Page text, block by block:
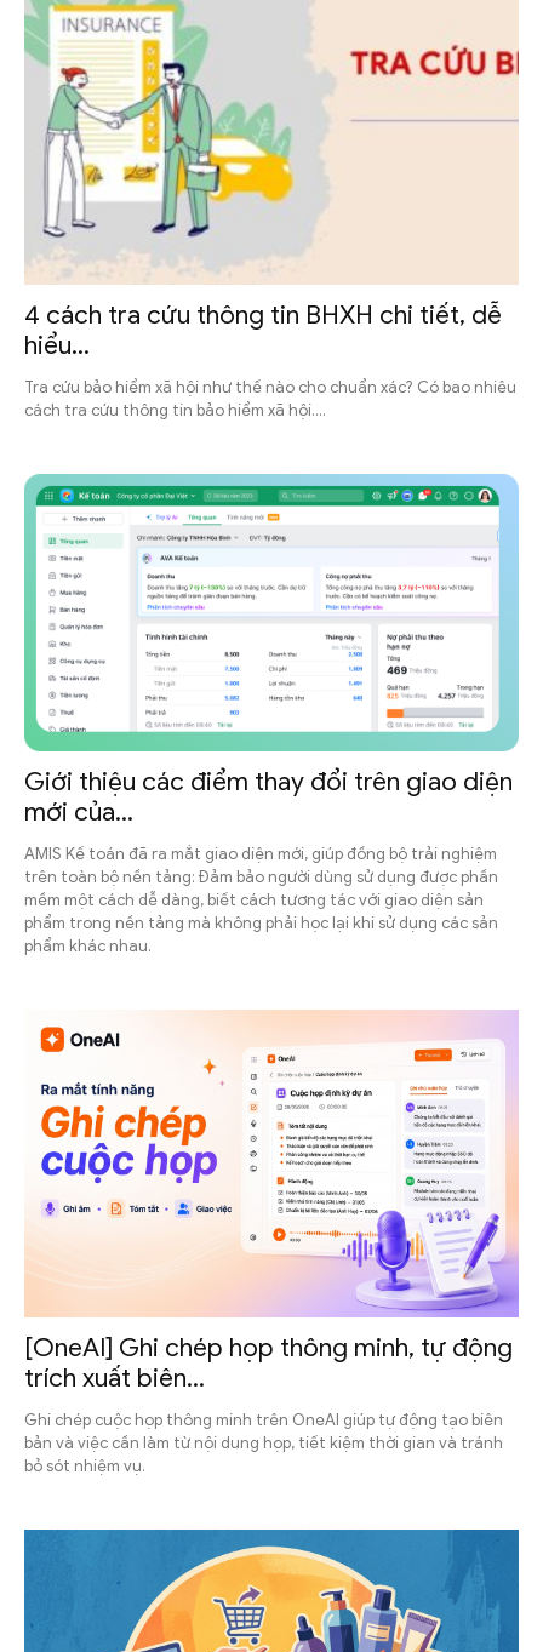
4 cách tra cứu thông tin BHXH chi tiết, dễ
hiểu...
Tra cứu bảo hiểm xã hội như thế nào cho chuẩn xác? Có bao nhiêu
cách tra cứu thông tin bảo hiểm xã hội....
Giới thiệu các điểm thay đổi trên giao diện
mới của...
AMIS Kế toán đã ra mắt giao diện mới, giúp đồng bộ trải nghiệm
trên toàn bộ nền tảng: Đảm bảo người dùng sử dụng được phần
mềm một cách dễ dàng, biết cách tương tác với giao diện sản
phẩm trong nền tảng mà không phải học lại khi sử dụng các sản
phẩm khác nhau.
[OneAI] Ghi chép họp thông minh, tự động
trích xuất biên...
Ghi chép cuộc họp thông minh trên OneAI giúp tự động tạo biên
bản và việc cần làm từ nội dung họp, tiết kiệm thời gian và tránh
bỏ sót nhiệm vụ.